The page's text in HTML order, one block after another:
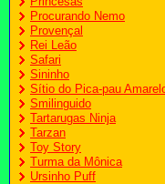
Procurando Nemo
Provençal
Rei Leão
Safari
Sininho
Sítio do Pica-pau
Smilinguido
Tartarugas Ninja
Tarzan
Toy Story
Turma da Mônica
Ursinho Puff